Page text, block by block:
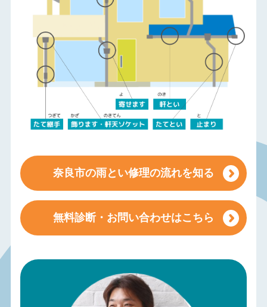
奈良市の雨とい修理の流れを知る
無料診断・お問い合わせはこちら